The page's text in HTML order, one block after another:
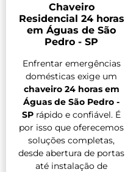
Chaveiro
Residencial 24 horas
em Águas de São
Pedro - SP
Enfrentar emergências
domésticas exige um
chaveiro 24 horas em
Águas de São Pedro -
SP rápido e confiável. É
por isso que oferecemos
soluções completas,
desde abertura de portas
até instalação de